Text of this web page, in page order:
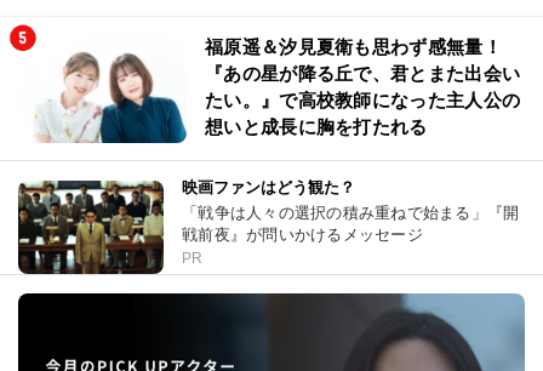
福原遥＆汐見夏衛も思わず感無量！
『あの星が降る丘で、君とまた出会い
たい。』で高校教師になった主人公の
想いと成長に胸を打たれる
映画ファンはどう観た？
「戦争は人々の選択の積み重ねで始まる」『開
戦前夜』が問いかけるメッセージ
PR